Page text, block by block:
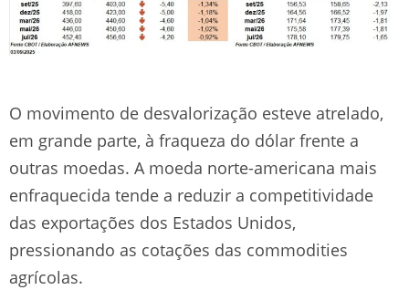
O movimento de desvalorização esteve atrelado,
em grande parte, à fraqueza do dólar frente a
outras moedas. A moeda norte-americana mais
enfraquecida tende a reduzir a competitividade
das exportações dos Estados Unidos,
pressionando as cotações das commodities
agrícolas.